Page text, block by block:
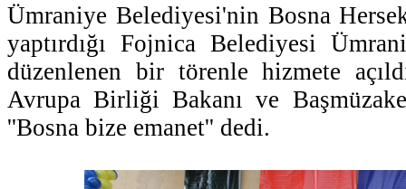
Ümraniye Belediyesi'nin Bosna
yaptırdığı Fojnica Belediyesi
düzenlenen bir törenle hizmete
Avrupa Birliği Bakanı ve
''Bosna bize emanet'' dedi.